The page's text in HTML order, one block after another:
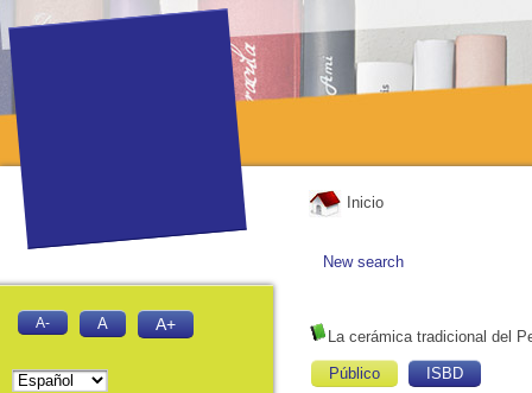
Inicio
New search
La cerámica tradicional del
Público
ISBD
A- A A+